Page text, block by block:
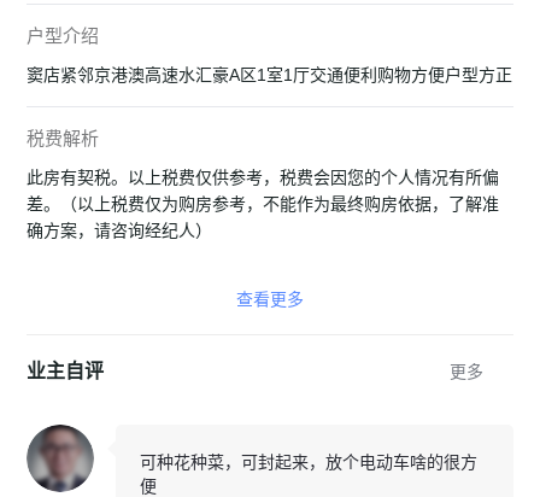
户型介绍
窦店紧邻京港澳高速水汇豪A区1室1厅交通便利购物方便户型方正
税费解析
此房有契税。以上税费仅供参考，税费会因您的个人情况有所偏
差。（以上税费仅为购房参考，不能作为最终购房依据，了解准
确方案，请咨询经纪人）
查看更多
业主自评 更多
可种花种菜，可封起来，放个电动车啥的很方
便